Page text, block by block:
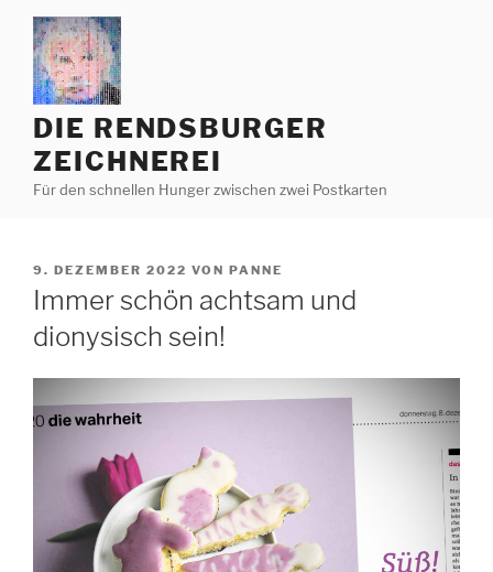
Zum
Inhalt
springen
DIE RENDSBURGER
ZEICHNEREI
Für den schnellen Hunger zwischen zwei Postkarten
VERÖFFENTLICHT
AM
9. DEZEMBER 2022 VON PANNE
Immer schön achtsam und
dionysisch sein!